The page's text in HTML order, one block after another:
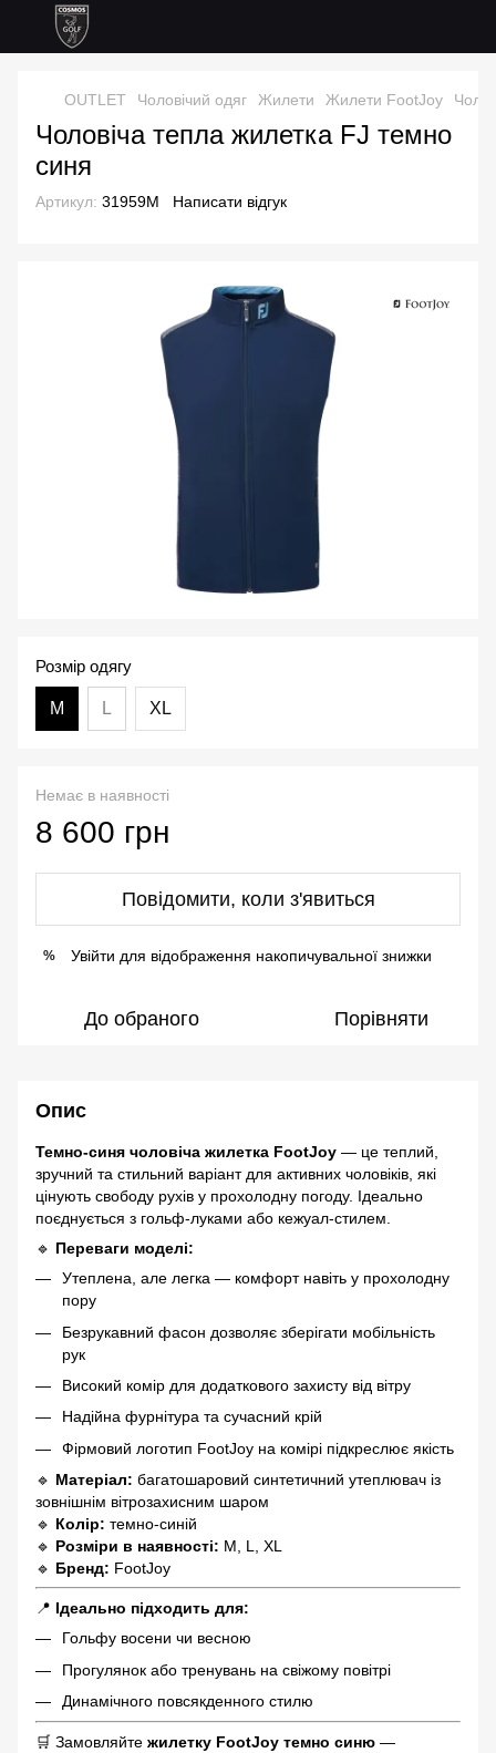
OUTLET Чоловічий одяг Жилети Жилети FootJoy
Чоловіча тепла жилетка FJ темно
синя
Артикул: 31959M Написати відгук
Розмір одягу
M L XL
Немає в наявності
8 600 грн
Повідомити, коли з'явиться
% Увійти для відображення накопичувальної знижки
До обраного Порівняти
Опис
Темно-синя чоловіча жилетка FootJoy — це теплий,
зручний та стильний варіант для активних чоловіків, які
цінують свободу рухів у прохолодну погоду. Ідеально
поєднується з гольф-луками або кежуал-стилем.
🔹 Переваги моделі:
Утеплена, але легка — комфорт навіть у прохолодну
пору
Безрукавний фасон дозволяє зберігати мобільність
рук
Високий комір для додаткового захисту від вітру
Надійна фурнітура та сучасний крій
Фірмовий логотип FootJoy на комірі підкреслює якість
🔹 Матеріал: багатошаровий синтетичний утеплювач із
зовнішнім вітрозахисним шаром
🔹 Колір: темно-синій
🔹 Розміри в наявності: M, L, XL
🔹 Бренд: FootJoy
📍 Ідеально підходить для:
Гольфу восени чи весною
Прогулянок або тренувань на свіжому повітрі
Динамічного повсякденного стилю
🛒 Замовляйте жилетку FootJoy темно синю —